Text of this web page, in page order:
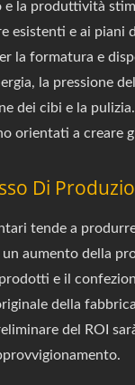
la produttività
esistenti e ai
la formatura e
la pressione
dei cibi e la
orientati a
Di
tende a
aumento della
e il
della
del ROI